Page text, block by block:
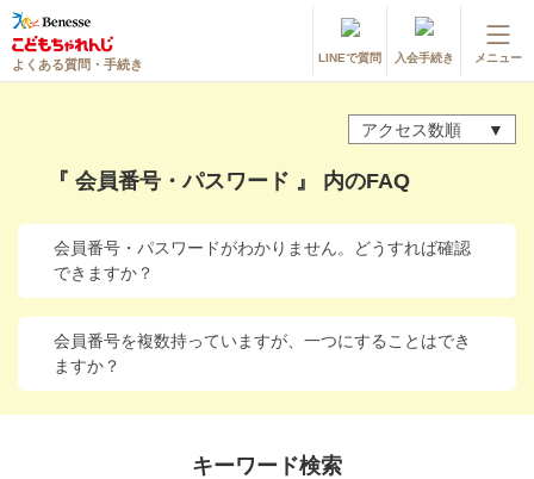
よくある質問・手続き LINEで質問 入会手続き メニュー
よくある質問・お問い合わせ
カテゴリーから探す
お問い合わせ窓口
進研ゼミ 小学講座
アクセス数順
『 会員番号・パスワード 』 内のFAQ
会員番号・パスワードがわかりません。どうすれば確認
できますか？
会員番号を複数持っていますが、一つにすることはでき
ますか？
キーワード検索